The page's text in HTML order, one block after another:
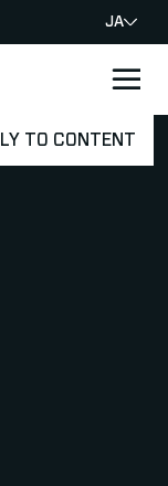
TO CONTENT
JA
tab)
tab)
in new tab)
in new tab)